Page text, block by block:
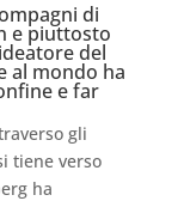
di
e piuttosto
del
al mondo ha
e far
gli
tiene verso
ha